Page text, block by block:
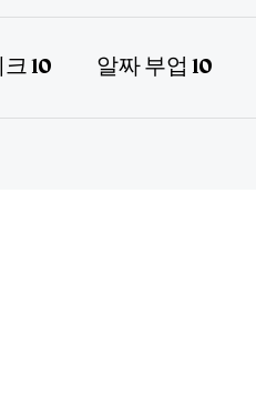
10 알짜 부업 10